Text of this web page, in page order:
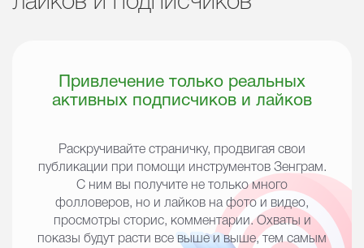
Привлечение только реальных
активных подписчиков и лайков
Раскручивайте страничку, продвигая свои
публикации при помощи инструментов Зенграм.
С ним вы получите не только много
фолловеров, но и лайков на фото и видео,
просмотры сторис, комментарии. Охваты и
показы будут расти все выше и выше, тем самым